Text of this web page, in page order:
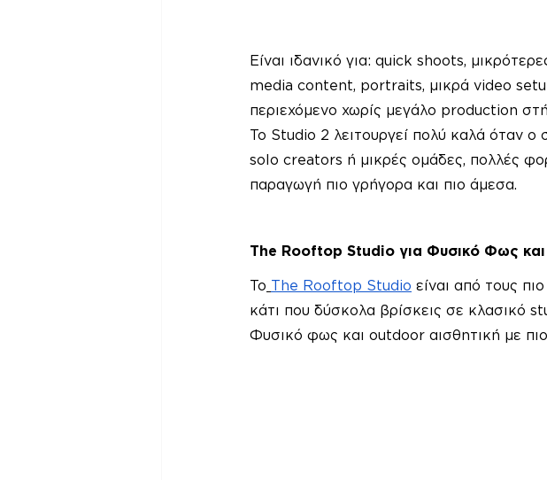
Είναι ιδανικό για: quick shoots,
media content, portraits, μικρά video
περιεχόμενο χωρίς μεγάλο production
Το Studio 2 λειτουργεί πολύ καλά όταν ο
solo creators ή μικρές ομάδες, πολλές
παραγωγή πιο γρήγορα και πιο άμεσα.
The Rooftop Studio για Φυσικό Φως
Το The Rooftop Studio είναι από τους
κάτι που δύσκολα βρίσκεις σε κλασικό
Φυσικό φως και outdoor αισθητική με